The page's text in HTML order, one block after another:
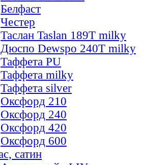
Белфаст
Честер
Таслан Taslan 189T milky
Дюспо Dewspo 240T milky
Таффета PU
Таффета milky
Таффета silver
Оксфорд 210
Оксфорд 240
Оксфорд 420
Оксфорд 600
сатин